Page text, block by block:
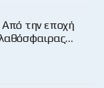
την εποχή